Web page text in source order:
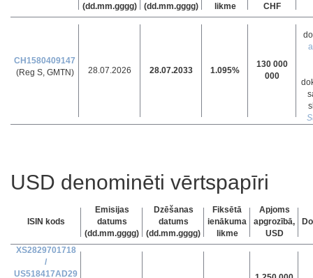
(dd.mm.gggg)
(dd.mm.gggg)
likme
CHF
CH1580409147
(Reg S, GMTN)
28.07.2026 28.07.2033 1.095%
130 000
000
USD denominēti vērtspapīri
ISIN kods
Emisijas
datums
(dd.mm.gggg)
Dzēšanas
datums
(dd.mm.gggg)
Fiksētā
ienākuma
likme
Apjoms
apgrozībā,
USD
XS2829701718
/
US518417AD29